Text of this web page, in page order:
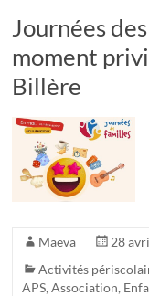
Billère
Grandir
à
loisir
Journées
moment
Billère
Maeva
28
Activités
APS,Association,